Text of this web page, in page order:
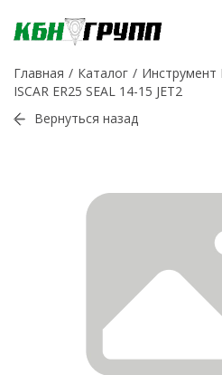
Главная Каталог
Инструмент
ISCAR ER25 SEAL 14-15 JET2
Вернуться назад